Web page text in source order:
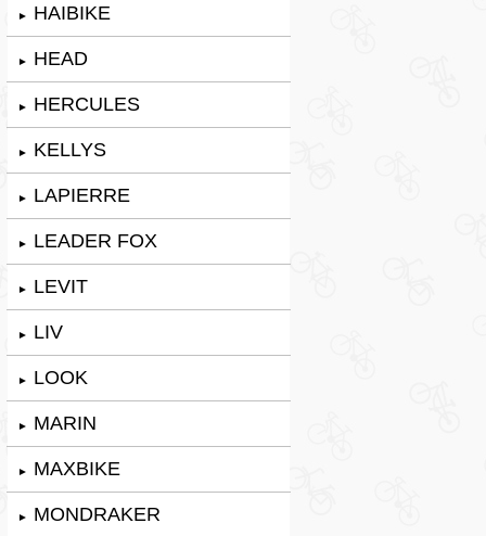
► HAIBIKE
► HEAD
► HERCULES
► KELLYS
► LAPIERRE
► LEADER FOX
► LEVIT
► LIV
► LOOK
► MARIN
► MAXBIKE
► MONDRAKER